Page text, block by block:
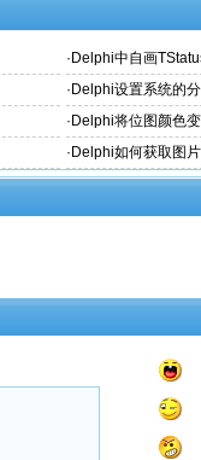
· Delphi中自画
· Delphi设置系统的
· Delphi将位图颜色
· Delphi如何获取图